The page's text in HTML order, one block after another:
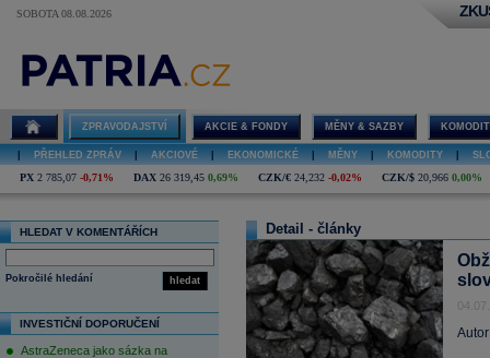
SOBOTA 08.08.2026
ZPRAVODAJSTVÍ AKCIE & FONDY MĚNY & SAZBY
PŘEHLED ZPRÁV AKCIOVÉ EKONOMICKÉ MĚNY KOMODITY
PX 2 785,07 -0,71% DAX 26 319,45 0,69% CZK/€ 24,232 -0,02% CZK/$ 20,966 0,00%
HLEDAT V KOMENTÁŘÍCH
hledat
Pokročilé hledání
INVESTIČNÍ DOPORUČENÍ
AstraZeneca jako sázka na
Detail - články